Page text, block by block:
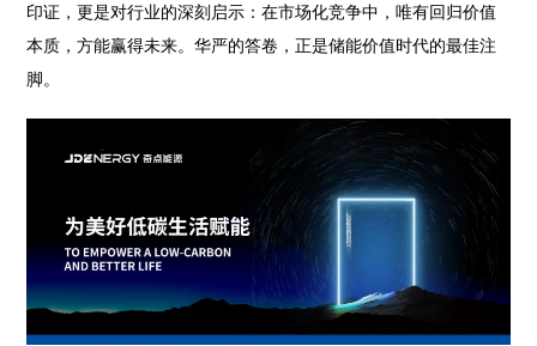
印证，更是对行业的深刻启示：在市场化竞争中，唯有回归价值
本质，方能赢得未来。华严的答卷，正是储能价值时代的最佳注
脚。